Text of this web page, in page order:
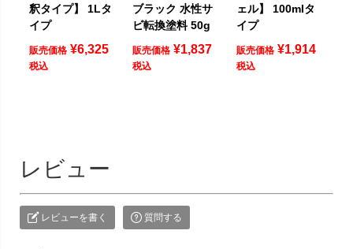
釈タイプ】 1Lタ
イプ
販売価格 ¥6,325
税込
ブラック 水性サ
ビ転換塗料 50g
販売価格 ¥1,837
税込
ェル】 100mlタ
イプ
販売価格 ¥1,914
税込
レビュー
レビューを書く 質問する